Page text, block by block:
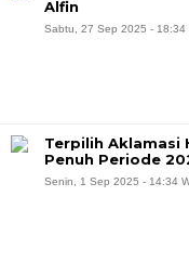
Alfin
Sabtu, 27 Sep 2025 - 18:34
Terpilih Aklamasi
Penuh Periode
Senin, 1 Sep 2025 - 14:34